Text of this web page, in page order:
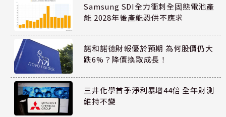
Samsung SDI全力衝刺全固態電池產
能 2028年後產能恐供不應求
諾和諾德財報優於預期 為何股價仍大
跌6%？降價換取成長！
三井化學首季淨利暴增44倍 全年財測
維持不變